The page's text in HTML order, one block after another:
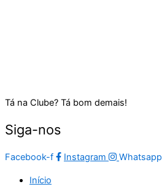
Tá na Clube? Tá bom demais!
Siga-nos
Facebook-f Instagram Whatsapp
Início